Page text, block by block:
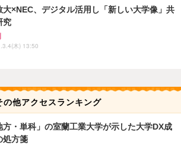
大×NEC、デジタル活用し「新しい大学像」共
究
木) 13:50
の他アクセスランキング
方・単科」の室蘭工業大学が示した大学DX成
処方箋